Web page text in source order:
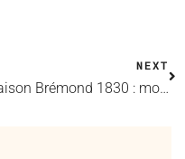
NEXT
Maison Brémond 1830 : mon rôle de photographe culinaire et CM